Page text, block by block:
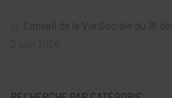
Conseil de la Vie Sociale du 18